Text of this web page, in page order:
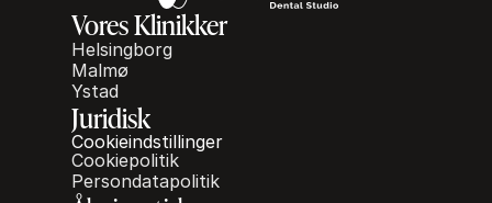
Vores Klinikker
Helsingborg
Malmø
Ystad
Juridisk
Cookieindstillinger
Cookiepolitik
Persondatapolitik